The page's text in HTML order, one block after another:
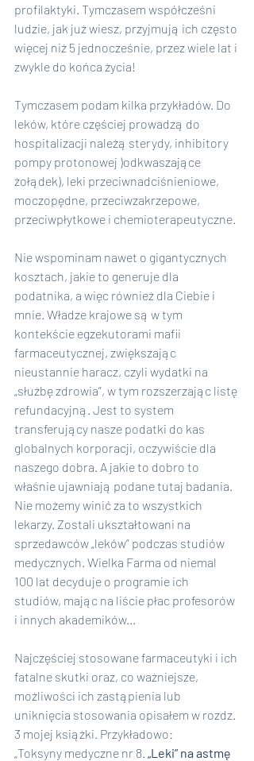
profilaktyki. Tymczasem współcześni
ludzie, jak już wiesz, przyjmują ich często
więcej niż 5 jednocześnie, przez wiele lat i
zwykle do końca życia!
Tymczasem podam kilka przykładów. Do
leków, które częściej prowadzą do
hospitalizacji należą sterydy, inhibitory
pompy protonowej )odkwaszające
żołądek), leki przeciwnadciśnieniowe,
moczopędne, przeciwzakrzepowe,
przeciwpłytkowe i chemioterapeutyczne.
Nie wspominam nawet o gigantycznych
kosztach, jakie to generuje dla
podatnika, a więc również dla Ciebie i
mnie. Władze krajowe są w tym
kontekście egzekutorami mafii
farmaceutycznej, zwiększając
nieustannie haracz, czyli wydatki na
„służbę zdrowia”, w tym rozszerzając listę
refundacyjną. Jest to system
transferujący nasze podatki do kas
globalnych korporacji, oczywiście dla
naszego dobra. A jakie to dobro to
właśnie ujawniają podane tutaj badania.
Nie możemy winić za to wszystkich
lekarzy. Zostali ukształtowani na
sprzedawców „leków” podczas studiów
medycznych. Wielka Farma od niemal
100 lat decyduje o programie ich
studiów, mając na liście płac profesorów
i innych akademików...
Najczęściej stosowane farmaceutyki i ich
fatalne skutki oraz, co ważniejsze,
możliwości ich zastąpienia lub
uniknięcia stosowania opisałem w rozdz.
3 mojej książki. Przykładowo:
„Toksyny medyczne nr 8. „Leki” na astmę